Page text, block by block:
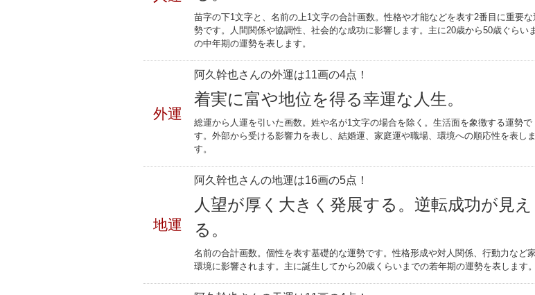
苗字の下1文字と、名前の上1文字の合計画数。性格や才能などを表す2番目に重要な
勢です。人間関係や協調性、社会的な成功に影響します。主に20歳から50歳ぐらい
の中年期の運勢を表します。
外運
阿久幹也さんの外運は11画の4点！
着実に富や地位を得る幸運な人生。
総運から人運を引いた画数。姓や名が1文字の場合を除く。生活面を象徴する運勢で
す。外部から受ける影響力を表し、結婚運、家庭運や職場、環境への順応性を表しま
す。
地運
阿久幹也さんの地運は16画の5点！
人望が厚く大きく発展する。逆転成功が見え
る。
名前の合計画数。個性を表す基礎的な運勢です。性格形成や対人関係、行動力など
環境に影響されます。主に誕生してから20歳くらいまでの若年期の運勢を表します。